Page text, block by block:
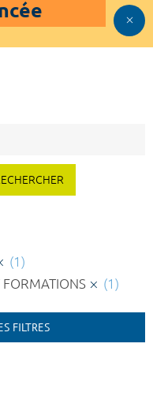
(1)
(1)
FILTRES